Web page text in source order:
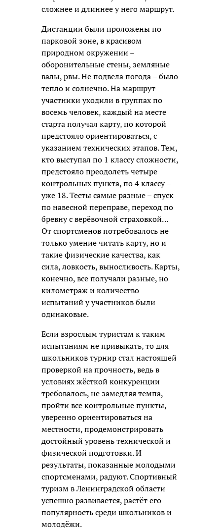
сложнее и длиннее у него маршрут.
Дистанции были проложены по
парковой зоне, в красивом
природном окружении –
оборонительные стены, земляные
валы, рвы. Не подвела погода – было
тепло и солнечно. На маршрут
участники уходили в группах по
восемь человек, каждый на месте
старта получал карту, по которой
предстояло ориентироваться, с
указанием технических этапов. Тем,
кто выступал по 1 классу сложности,
предстояло преодолеть четыре
контрольных пункта, по 4 классу –
уже 18. Тесты самые разные – спуск
по навесной переправе, переход по
бревну с верёвочной страховкой…
От спортсменов потребовалось не
только умение читать карту, но и
такие физические качества, как
сила, ловкость, выносливость. Карты,
конечно, все получали разные, но
километраж и количество
испытаний у участников были
одинаковые.
Если взрослым туристам к таким
испытаниям не привыкать, то для
школьников турнир стал настоящей
проверкой на прочность, ведь в
условиях жёсткой конкуренции
требовалось, не замедляя темпа,
пройти все контрольные пункты,
уверенно ориентироваться на
местности, продемонстрировать
достойный уровень технической и
физической подготовки. И
результаты, показанные молодыми
спортсменами, радуют. Спортивный
туризм в Ленинградской области
успешно развивается, растёт его
популярность среди школьников и
молодёжи.